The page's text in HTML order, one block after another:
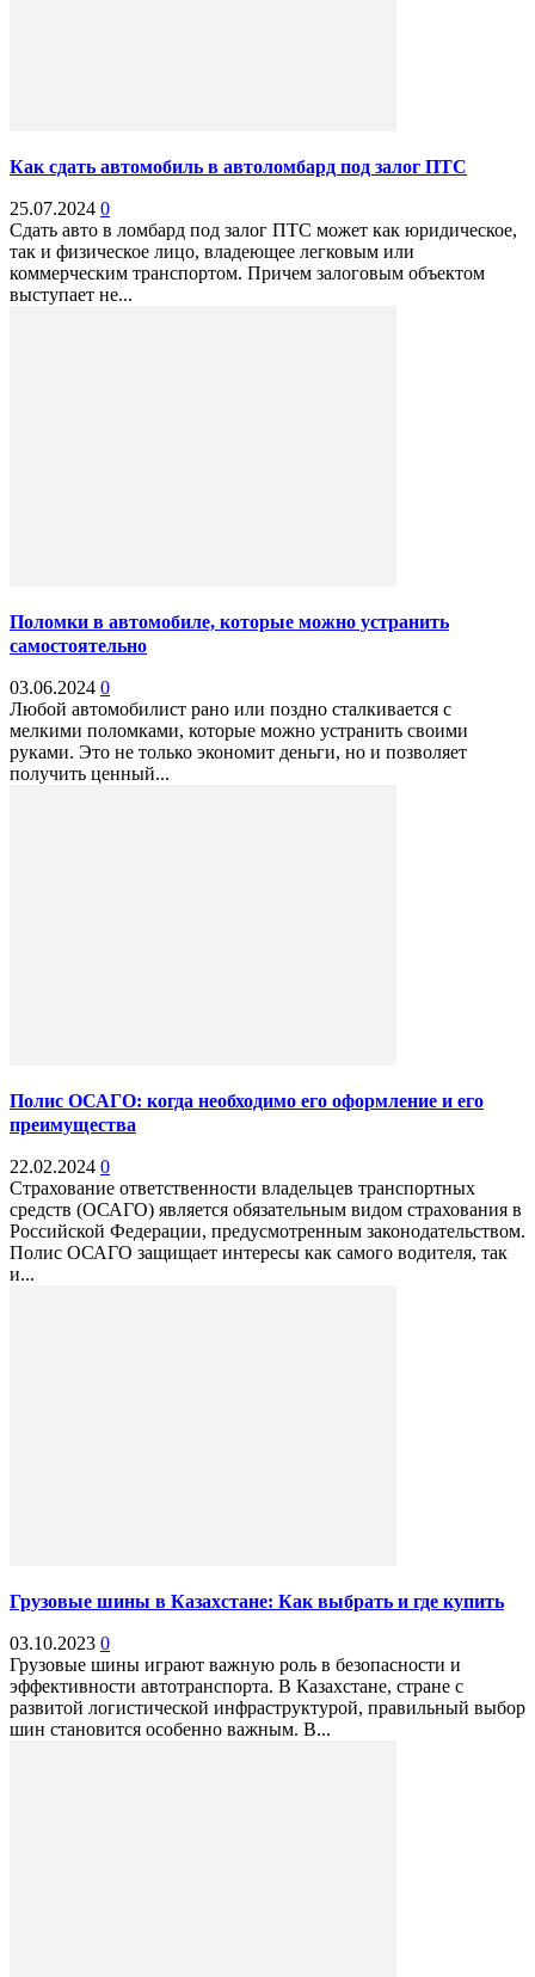
Как сдать автомобиль в автоломбард под залог ПТС
25.07.2024 0
Сдать авто в ломбард под залог ПТС может как юридическое,
так и физическое лицо, владеющее легковым или
коммерческим транспортом. Причем залоговым объектом
выступает не...
Поломки в автомобиле, которые можно устранить
самостоятельно
03.06.2024 0
Любой автомобилист рано или поздно сталкивается с
мелкими поломками, которые можно устранить своими
руками. Это не только экономит деньги, но и позволяет
получить ценный...
Полис ОСАГО: когда необходимо его оформление и его
преимущества
22.02.2024 0
Страхование ответственности владельцев транспортных
средств (ОСАГО) является обязательным видом страхования в
Российской Федерации, предусмотренным законодательством.
Полис ОСАГО защищает интересы как самого водителя, так
и...
Грузовые шины в Казахстане: Как выбрать и где купить
03.10.2023 0
Грузовые шины играют важную роль в безопасности и
эффективности автотранспорта. В Казахстане, стране с
развитой логистической инфраструктурой, правильный выбор
шин становится особенно важным. В...